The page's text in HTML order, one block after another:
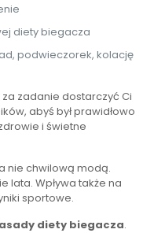
diety biegacza
podwieczorek, kolację
zadanie dostarczyć Ci
abyś był prawidłowo
i świetne
nie chwilową modą.
lata. Wpływa także na
sportowe.
diety biegacza.